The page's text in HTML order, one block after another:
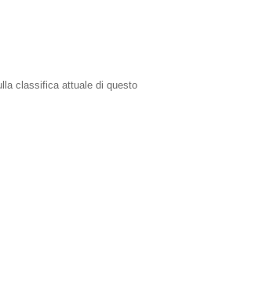
classifica attuale di questo